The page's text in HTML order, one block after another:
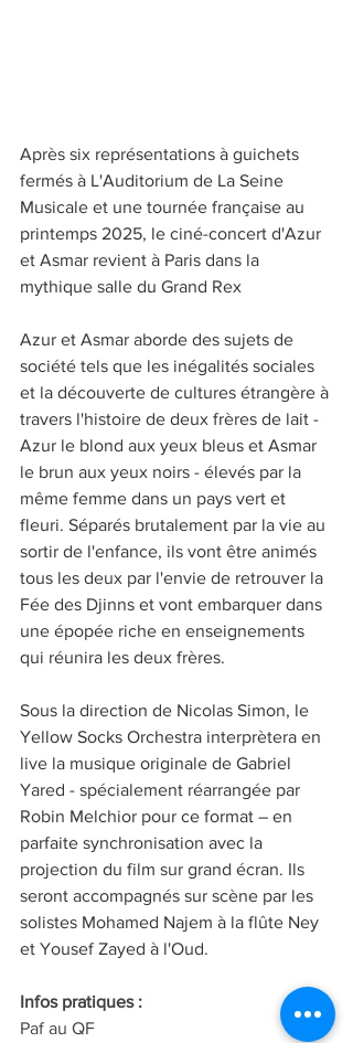
Après six représentations à guichets
fermés à L'Auditorium de La Seine
Musicale et une tournée française au
printemps 2025, le ciné-concert d'Azur
et Asmar revient à Paris dans la
mythique salle du Grand Rex
Azur et Asmar aborde des sujets de
société tels que les inégalités sociales
et la découverte de cultures étrangère à
travers l'histoire de deux frères de lait -
Azur le blond aux yeux bleus et Asmar
le brun aux yeux noirs - élevés par la
même femme dans un pays vert et
fleuri. Séparés brutalement par la vie au
sortir de l'enfance, ils vont être animés
tous les deux par l'envie de retrouver la
Fée des Djinns et vont embarquer dans
une épopée riche en enseignements
qui réunira les deux frères.
Sous la direction de Nicolas Simon, le
Yellow Socks Orchestra interprètera en
live la musique originale de Gabriel
Yared - spécialement réarrangée par
Robin Melchior pour ce format – en
parfaite synchronisation avec la
projection du film sur grand écran. Ils
seront accompagnés sur scène par les
solistes Mohamed Najem à la flûte Ney
et Yousef Zayed à l'Oud.
Infos pratiques :
Paf au QF